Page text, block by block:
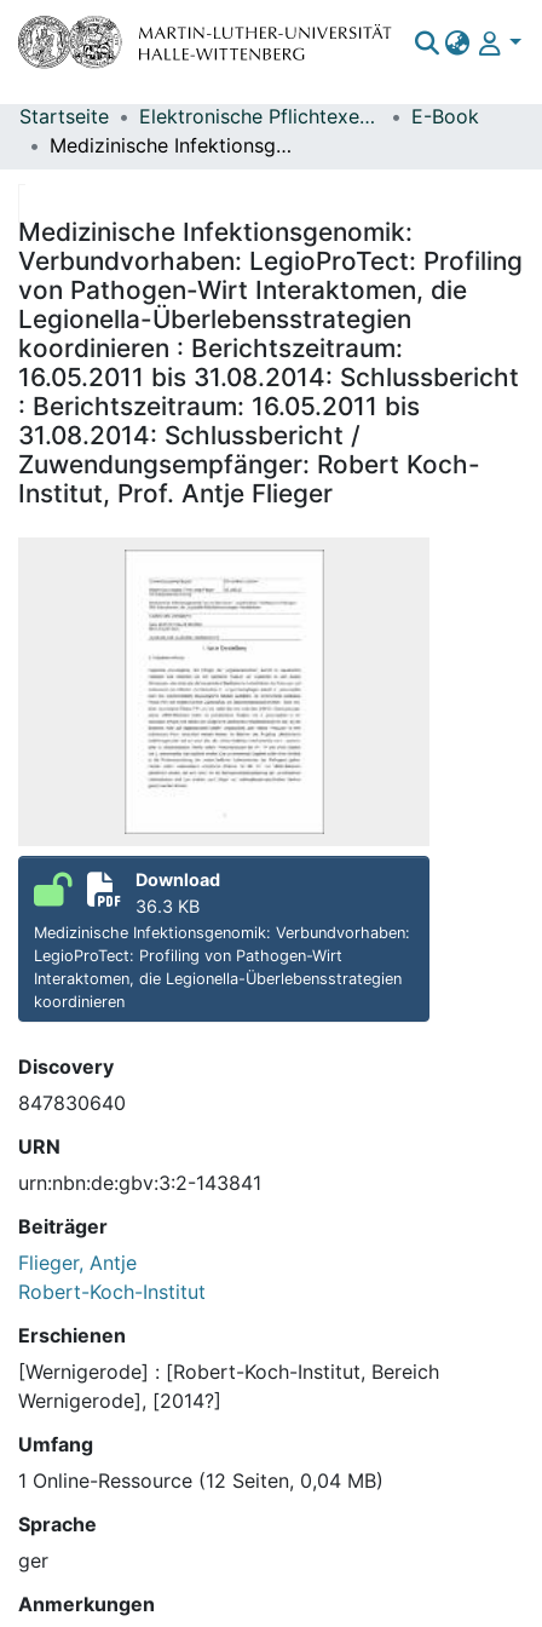
Bereiche & Sammlungen
Statistiken
Startseite Elektronische Pflichtexemplare
E-Book
Medizinische Infektionsgenomik: Verbundvorhaben: LegioProTect: Profiling von Pathogen-Wirt Interaktomen, die Legionella-Überlebensstrategien koordinieren : Berichtszeitraum: 16.05.2011 bis 31.08.2014: Schlussbericht : Berichtszeitraum: 16.05.2011 bis 31.08.2014: Schlussbericht / Zuwendungsempfänger: Robert Koch-Institut, Prof. Antje Flieger
Medizinische Infektionsgenomik:
Verbundvorhaben: LegioProTect: Profiling
von Pathogen-Wirt Interaktomen, die
Legionella-Überlebensstrategien
koordinieren : Berichtszeitraum:
16.05.2011 bis 31.08.2014: Schlussbericht
: Berichtszeitraum: 16.05.2011 bis
31.08.2014: Schlussbericht /
Zuwendungsempfänger: Robert Koch-
Institut, Prof. Antje Flieger
Download
36.3 KB
Medizinische Infektionsgenomik: Verbundvorhaben:
LegioProTect: Profiling von Pathogen-Wirt
Interaktomen, die Legionella-Überlebensstrategien
koordinieren
Discovery
847830640
URN
urn:nbn:de:gbv:3:2-143841
Beiträger
Flieger, Antje
Robert-Koch-Institut
Erschienen
[Wernigerode] : [Robert-Koch-Institut, Bereich
Wernigerode], [2014?]
Umfang
1 Online-Ressource (12 Seiten, 0,04 MB)
Sprache
ger
Anmerkungen